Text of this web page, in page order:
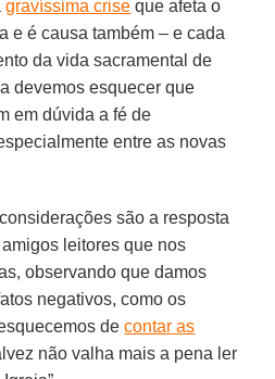
gravíssima crise que afeta o
e é causa também – e cada
da vida sacramental de
devemos esquecer que
em dúvida a fé de
entre as novas
são a resposta
leitores que nos
observando que damos
negativos, como os
decontar as
não valha mais a pena ler